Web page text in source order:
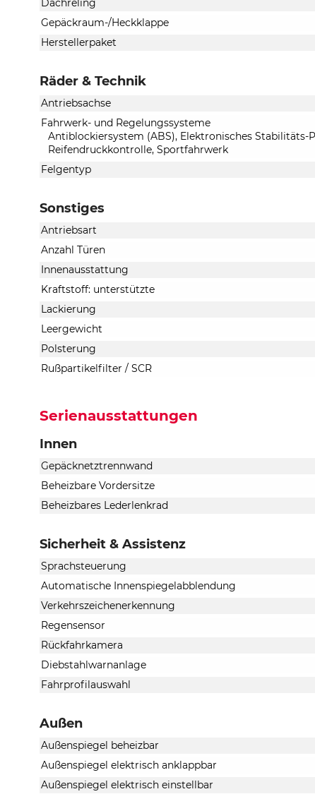
Dachreling
Gepäckraum-/Heckklappe
Herstellerpaket
Räder & Technik
Antriebsachse
Fahrwerk- und Regelungssysteme
Antiblockiersystem (ABS), Elektronisches Stabilitäts-
Reifendruckkontrolle, Sportfahrwerk
Felgentyp
Sonstiges
Antriebsart
Anzahl Türen
Innenausstattung
Kraftstoff: unterstützte
Lackierung
Leergewicht
Polsterung
Rußpartikelfilter / SCR
Serienausstattungen
Innen
Gepäcknetztrennwand
Beheizbare Vordersitze
Beheizbares Lederlenkrad
Sicherheit & Assistenz
Sprachsteuerung
Automatische Innenspiegelabblendung
Verkehrszeichenerkennung
Regensensor
Rückfahrkamera
Diebstahlwarnanlage
Fahrprofilauswahl
Außen
Außenspiegel beheizbar
Außenspiegel elektrisch anklappbar
Außenspiegel elektrisch einstellbar